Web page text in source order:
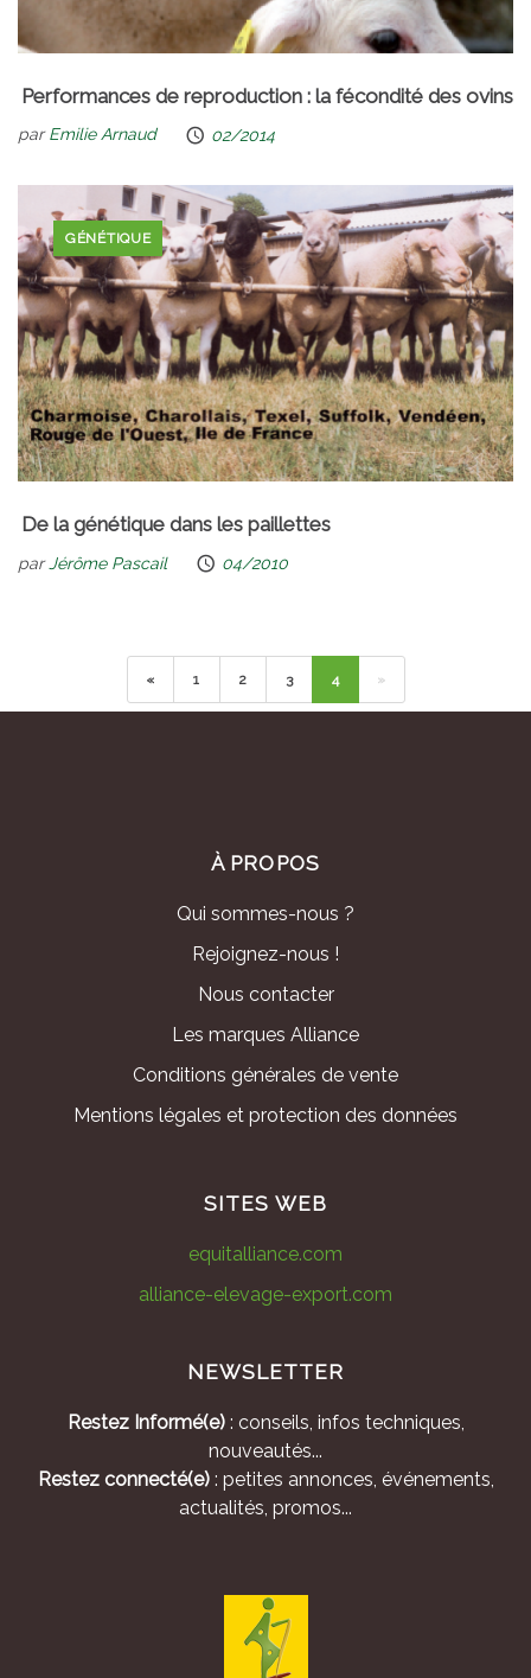
Performances de reproduction : la fécondité des ovins
parEmilie Arnaud 02/2014
GÉNÉTIQUE
De la génétique dans les paillettes
par Jérôme Pascail 04/2010
« 1 2 3 4 »
À PROPOS
Qui sommes-nous ?
Rejoignez-nous !
Nous contacter
Les marques Alliance
Conditions générales de vente
Mentions légales et protection des données
SITES WEB
equitalliance.com
alliance-elevage-export.com
NEWSLETTER
Restez Informé(e): conseils, infos techniques,
nouveautés...
Restez connecté(e): petites annonces, événements,
actualités, promos...